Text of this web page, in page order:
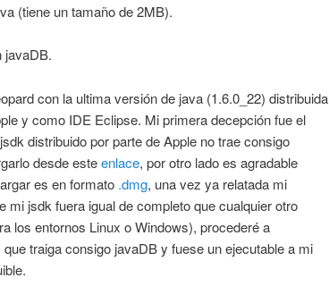
(tiene un tamaño de 2MB).
javaDB.
con la ultima versión de java (1.6.0_22) distribuida
y como IDE Eclipse. Mi primera decepción fue el
distribuido por parte de Apple no trae consigo
desde esteenlace, por otro lado es agradable
es en formato .dmg, una vez ya relatada mi
mi jsdk fuera igual de completo que cualquier otro
los entornos Linux o Windows), procederé a
traiga consigo javaDB y fuese un ejecutable a mi